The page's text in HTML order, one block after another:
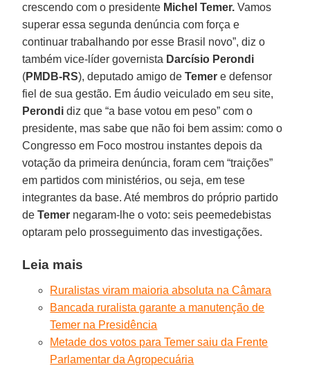
crescendo com o presidente Michel Temer. Vamos
superar essa segunda denúncia com força e
continuar trabalhando por esse Brasil novo”, diz o
também vice-líder governista Darcísio Perondi
(PMDB-RS), deputado amigo deTemer e defensor
fiel de sua gestão. Em áudio veiculado em seu site,
Perondi diz que “a base votou em peso” com o
presidente, mas sabe que não foi bem assim: como o
Congresso em Foco mostrou instantes depois da
votação da primeira denúncia, foram cem “traições”
em partidos com ministérios, ou seja, em tese
integrantes da base. Até membros do próprio partido
deTemer negaram-lhe o voto: seis peemedebistas
optaram pelo prosseguimento das investigações.
Leia mais
Ruralistas viram maioria absoluta na Câmara
Bancada ruralista garante a manutenção de
Temer na Presidência
Metade dos votos para Temer saiu da Frente
Parlamentar da Agropecuária